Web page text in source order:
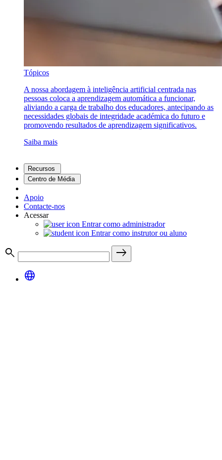
Tópicos
A nossa abordagem à inteligência artificial centrada nas
pessoas coloca a aprendizagem automática a funcionar,
aliviando a carga de trabalho dos educadores, antecipando as
necessidades globais de integridade académica do futuro e
promovendo resultados de aprendizagem significativos.
Saiba mais
Recursos
Centro de Média
Apoio
Contacte-nos
Acessar
Entrar como administrador
Entrar como instrutor ou aluno
search
east
language